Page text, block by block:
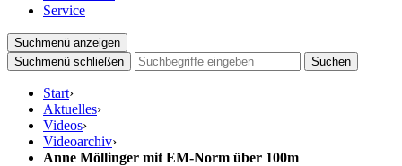
Service
Suchmenü anzeigen
Suchmenü schließen
Suchen
Start›
Aktuelles›
Videos›
Videoarchiv›
Anne Möllinger mit EM-Norm über 100m